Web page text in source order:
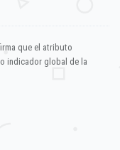
que el atributo
indicador global de la